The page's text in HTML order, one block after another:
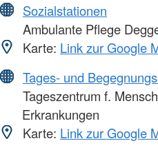
Sozialstationen
Ambulante Pflege
Karte: Link zur Google
Tages- und
Tageszentrum f.
Erkrankungen
Karte: Link zur Google